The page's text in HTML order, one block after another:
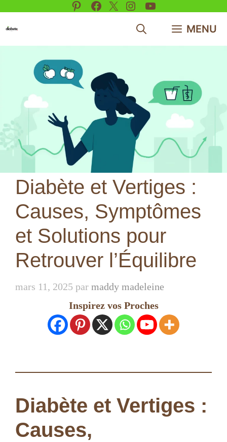
Pinterest
Facebook
X Instagram
YouTube
MENU
Diabète et Vertiges :
Causes, Symptômes
et Solutions pour
Retrouver l’Équilibre
mars 11, 2025 par maddy madeleine
Inspirez vos Proches
Diabète et Vertiges :
Causes,